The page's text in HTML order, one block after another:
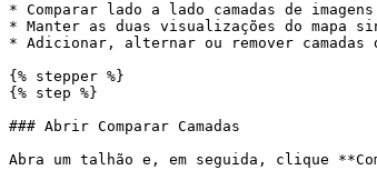
* Comparar lado a lado camadas de
* Manter as duas visualizações do mapa
* Adicionar, alternar ou remover camadas
{% stepper %}
{% step %}
### Abrir Comparar Camadas
Abra um talhão e, em seguida, clique